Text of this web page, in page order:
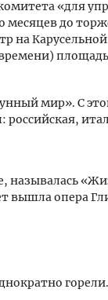
«для
до
на
времени)
мир». С
называлась
вышла опера